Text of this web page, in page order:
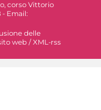
corso Vittorio
- Email:
delle
web / XML-rss